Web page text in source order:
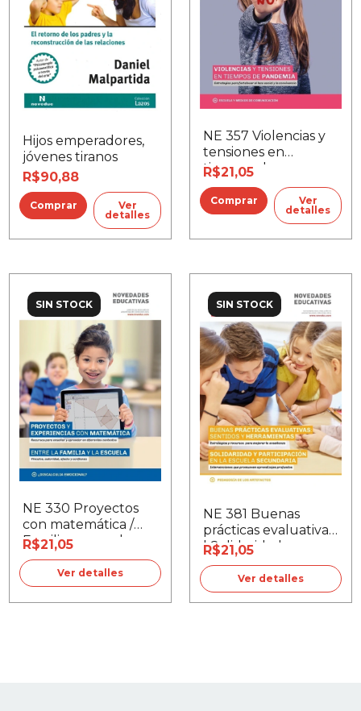
Hijos emperadores,
jóvenes tiranos
R$90,88
Ver
detalles
NE 357 Violencias y
tensiones en
tiempos de
pandemia
R$21,05
Ver
detalles
SIN STOCK
NE 330 Proyectos
con matemática /
Familia y escuela
R$21,05
Ver detalles
SIN STOCK
NE 381 Buenas
prácticas evaluativas
| Solidaridad y
participación
R$21,05
Ver detalles